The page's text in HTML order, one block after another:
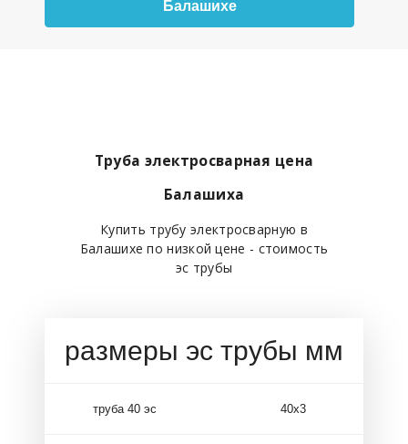
Балашихе
Труба электросварная цена
Балашиха
Купить трубу электросварную в
Балашихе по низкой цене - стоимость
эс трубы
размеры эс трубы мм
труба 40 эс 40х3